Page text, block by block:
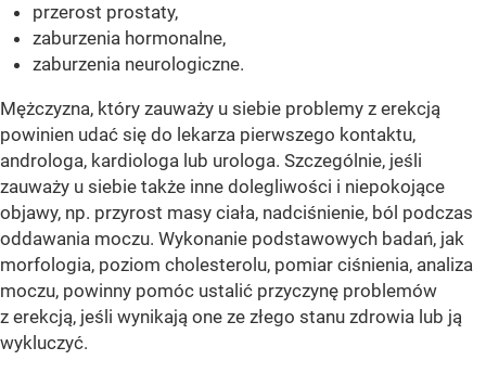
przerost prostaty,
zaburzenia hormonalne,
zaburzenia neurologiczne.
Mężczyzna, który zauważy u siebie problemy z erekcją
powinien udać się do lekarza pierwszego kontaktu,
androloga, kardiologa lub urologa. Szczególnie, jeśli
zauważy u siebie także inne dolegliwości i niepokojące
objawy, np. przyrost masy ciała, nadciśnienie, ból podczas
oddawania moczu. Wykonanie podstawowych badań, jak
morfologia, poziom cholesterolu, pomiar ciśnienia, analiza
moczu, powinny pomóc ustalić przyczynę problemów
z erekcją, jeśli wynikają one ze złego stanu zdrowia lub ją
wykluczyć.